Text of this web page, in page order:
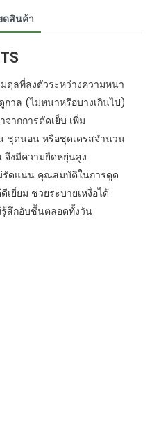
ดสินค้า
ดุลที่ลงตัวระหว่างความหนา
กาล (ไม่หนาหรือบางเกินไป)
จากการตัดเย็บ เพิ่ม
ชุดนอน หรือชุดเดรสจำนวน
จึงมีความยืดหยุ่นสูง
รัดแน่น คุณสมบัติในการดูด
ยี่ยม ช่วยระบายเหงื่อได้
รู้สึกอับชื้นตลอดทั้งวัน